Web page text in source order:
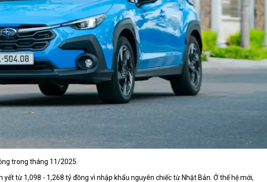
trong tháng 11/2025.
từ 1,098 - 1,268 tỷ đồng vì nhập khẩu nguyên chiếc từ Nhật Bản. Ở thế hệ mới,